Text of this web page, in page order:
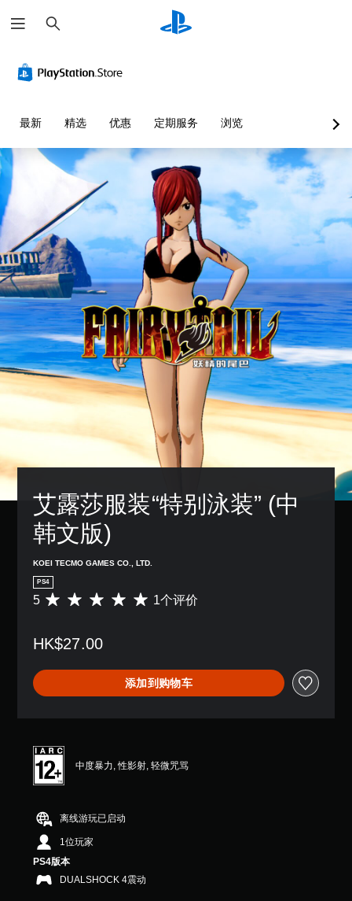
索
最新 精选 优惠 定期服务 浏览
艾露莎服装“特别泳装” (中
韩文版)
KOEI TECMO GAMES CO., LTD.
PS4
平
价
颗
星
（
颗
，
个
评
价
）
5 1个评价
HK$27.00
添加到购物车
中度暴力, 性影射, 轻微咒骂
离线游玩已启动
1位玩家
PS4版本
DUALSHOCK 4震动